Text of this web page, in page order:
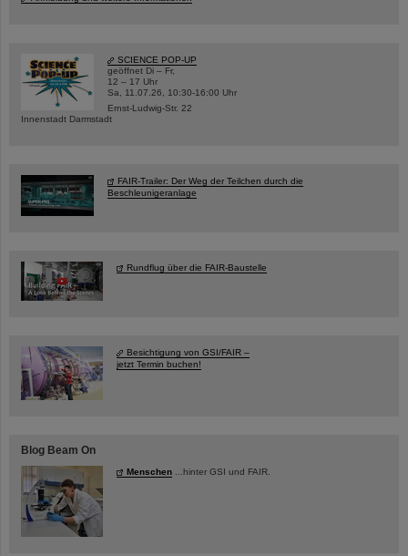
SCIENCE POP-UP
geöffnet Di – Fr,
12 – 17 Uhr
Sa, 11.07.26, 10:30-16:00 Uhr
Ernst-Ludwig-Str. 22
Innenstadt Darmstadt
FAIR-Trailer: Der Weg der Teilchen durch die
Beschleunigeranlage
Rundflug über die FAIR-Baustelle
Besichtigung von GSI/FAIR –
jetzt Termin buchen!
Blog Beam On
Menschen ...hinter GSI und FAIR.